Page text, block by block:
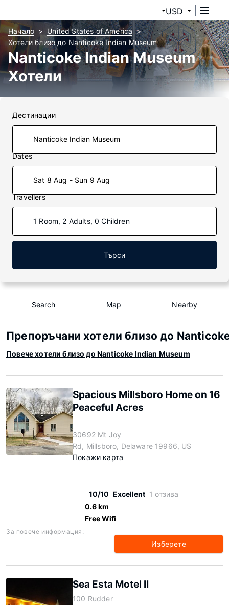
USD
Начало
United States of America
Хотели близо до Nanticoke Indian Museum
Nanticoke Indian Museum
Хотели
Дестинации
Dates
Sat 8 Aug - Sun 9 Aug
Travellers
1 Room, 2 Adults, 0 Children
Търси
Search Map Nearby
Препоръчани хотели близо до
Повече хотели близо до Nanticoke Indian Museum
Spacious Millsboro Home on 16
Peaceful Acres
30692 Mt Joy
Rd, Millsboro, Delaware 19966, US
Покажи карта
10/10 Excellent 1 отзива
0.6 km
Free Wifi
За повече информация:
Изберете
Sea Esta Motel II
100 Rudder